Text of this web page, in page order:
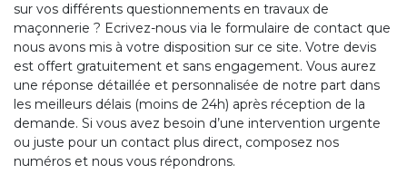
sur vos différents questionnements en travaux de
maçonnerie ? Ecrivez-nous via le formulaire de contact que
nous avons mis à votre disposition sur ce site. Votre devis
est offert gratuitement et sans engagement. Vous aurez
une réponse détaillée et personnalisée de notre part dans
les meilleurs délais (moins de 24h) après réception de la
demande. Si vous avez besoin d’une intervention urgente
ou juste pour un contact plus direct, composez nos
numéros et nous vous répondrons.